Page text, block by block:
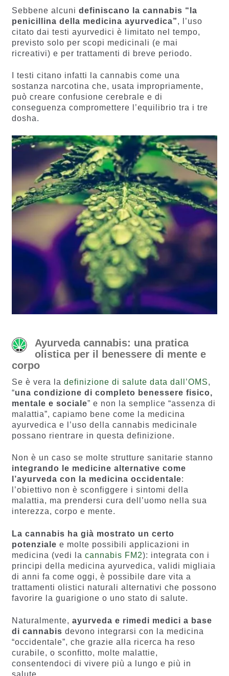
Sebbene alcuni definiscano la cannabis “la
penicillina della medicina ayurvedica”, l’uso
citato dai testi ayurvedici è limitato nel tempo,
previsto solo per scopi medicinali (e mai
ricreativi) e per trattamenti di breve periodo.
I testi citano infatti la cannabis come una
sostanza narcotina che, usata impropriamente,
può creare confusione cerebrale e di
conseguenza compromettere l’equilibrio tra i tre
dosha.
Ayurveda cannabis: una pratica
olistica per il benessere di mente e
corpo
Se è vera la definizione di salute data dall’OMS,
“una condizione di completo benessere fisico,
mentale e sociale” e non la semplice “assenza di
malattia”, capiamo bene come la medicina
ayurvedica e l’uso della cannabis medicinale
possano rientrare in questa definizione.
Non è un caso se molte strutture sanitarie stanno
integrando le medicine alternative come
l’ayurveda con la medicina occidentale:
l’obiettivo non è sconfiggere i sintomi della
malattia, ma prendersi cura dell’uomo nella sua
interezza, corpo e mente.
La cannabis ha già mostrato un certo
potenziale e molte possibili applicazioni in
medicina (vedi la cannabis FM2): integrata con i
principi della medicina ayurvedica, validi migliaia
di anni fa come oggi, è possibile dare vita a
trattamenti olistici naturali alternativi che possono
favorire la guarigione o uno stato di salute.
Naturalmente, ayurveda e rimedi medici a base
di cannabis devono integrarsi con la medicina
“occidentale”, che grazie alla ricerca ha reso
curabile, o sconfitto, molte malattie,
consentendoci di vivere più a lungo e più in
salute.